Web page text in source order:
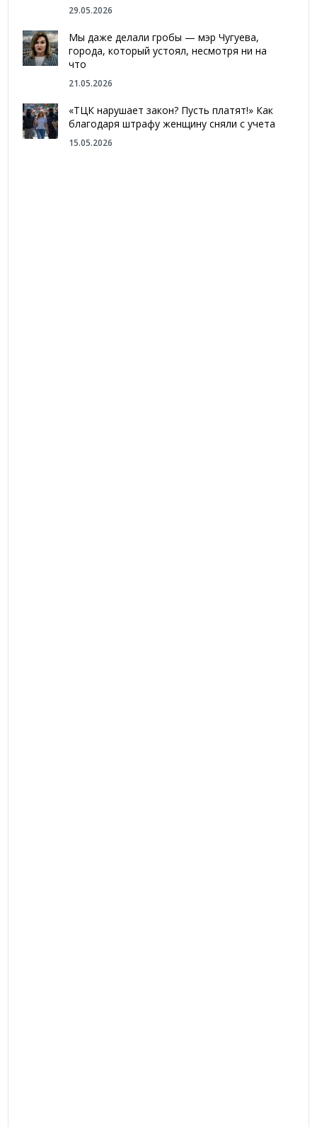
29.05.2026
Мы даже делали гробы — мэр Чугуева,
города, который устоял, несмотря ни на
что
21.05.2026
«ТЦК нарушает закон? Пусть платят!» Как
благодаря штрафу женщину сняли с учета
15.05.2026